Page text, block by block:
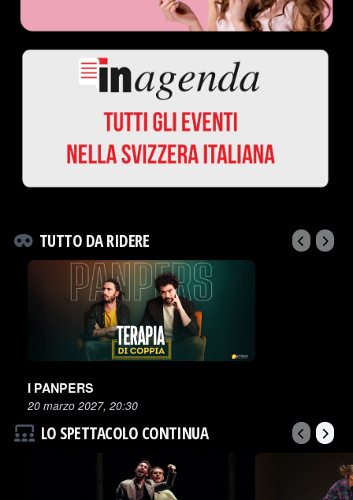
TUTTO DA RIDERE
I PANPERS
20 marzo 2027, 20:30
LO SPETTACOLO CONTINUA